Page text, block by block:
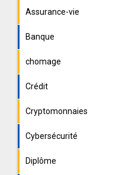
Assurance-vie
Banque
chomage
Crédit
Cryptomonnaies
Cybersécurité
Diplôme